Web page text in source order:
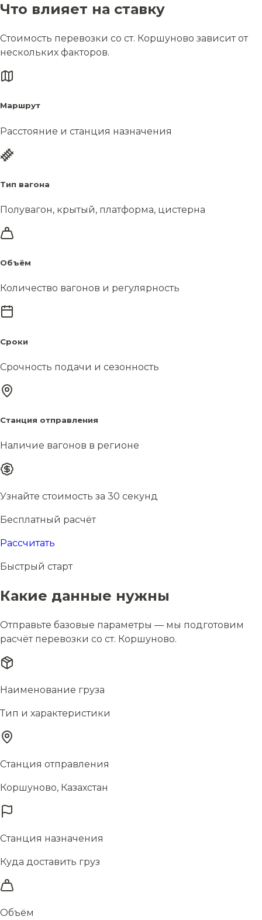
Что влияет на ставку
Стоимость перевозки со ст. Коршуново зависит от
нескольких факторов.
Маршрут
Расстояние и станция назначения
Тип вагона
Полувагон, крытый, платформа, цистерна
Объём
Количество вагонов и регулярность
Сроки
Срочность подачи и сезонность
Станция отправления
Наличие вагонов в регионе
Узнайте стоимость за 30 секунд
Бесплатный расчёт
Рассчитать
Быстрый старт
Какие данные нужны
Отправьте базовые параметры — мы подготовим
расчёт перевозки со ст. Коршуново.
Наименование груза
Тип и характеристики
Станция отправления
Коршуново, Казахстан
Станция назначения
Куда доставить груз
Объём